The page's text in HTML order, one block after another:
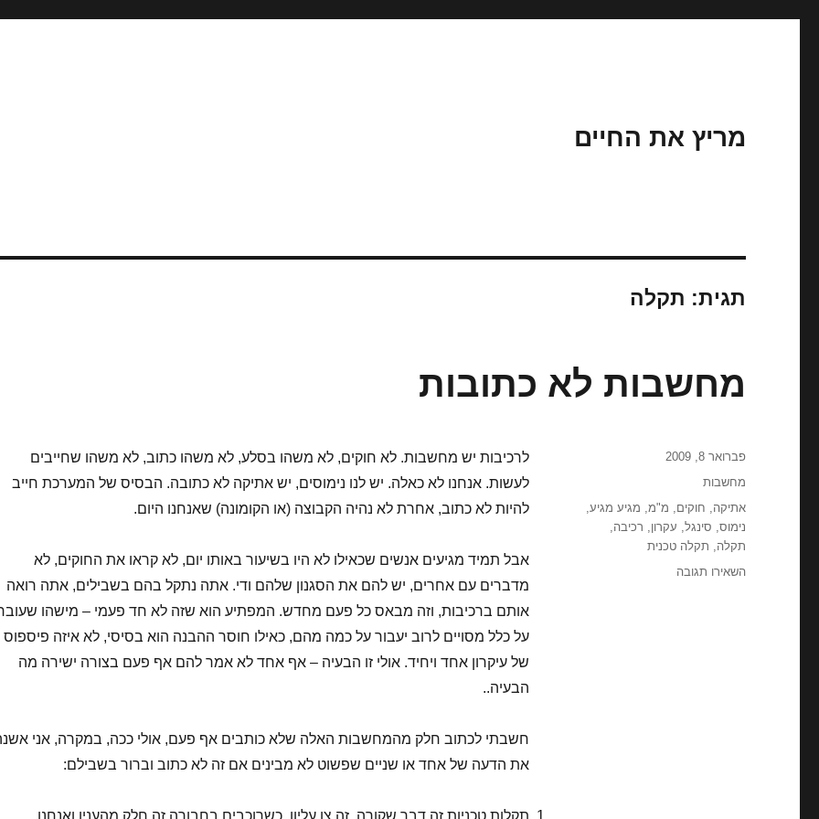
מריץ את החיים
תגית: תקלה
מחשבות לא כתובות
לרכיבות יש מחשבות. לא חוקים, לא משהו בסלע, לא משהו כתוב, לא משהו שחייבים
לעשות. אנחנו לא כאלה. יש לנו נימוסים, יש אתיקה לא כתובה. הבסיס של המערכת חייב
להיות לא כתוב, אחרת לא נהיה הקבוצה (או הקומונה) שאנחנו היום.
אבל תמיד מגיעים אנשים שכאילו לא היו בשיעור באותו יום, לא קראו את החוקים, לא
מדברים עם אחרים, יש להם את הסגנון שלהם ודי. אתה נתקל בהם בשבילים, אתה רואה
אותם ברכיבות, וזה מבאס כל פעם מחדש. המפתיע הוא שזה לא חד פעמי – מישהו
על כלל מסויים לרוב יעבור על כמה מהם, כאילו חוסר ההבנה הוא בסיסי, לא איזה פיספוס
של עיקרון אחד ויחיד. אולי זו הבעיה – אף אחד לא אמר להם אף פעם בצורה ישירה מה
הבעיה..
חשבתי לכתוב חלק מהמחשבות האלה שלא כותבים אף פעם, אולי ככה, במקרה, אני
את הדעה של אחד או שניים שפשוט לא מבינים אם זה לא כתוב וברור בשבילם:
תקלות טכניות זה דבר שקורה. זה צו עליון. כשרוכבים בחבורה זה חלק מהענין ואנחנו
פורסם
פברואר 8, 2009
קטגוריות
מחשבות
תגיות
אתיקה, חוקים, מ"מ, מגיע מגיע,
נימוס, סינגל, עקרון, רכיבה,
תקלה, תקלה טכנית
השאירו תגובה